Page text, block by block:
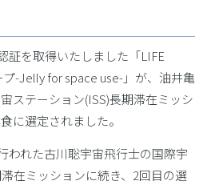
証を取得いたしました「LIFE
-Jelly for space use-」が、油井亀
ステーション(ISS)長期滞在ミッシ
に選定されました。
われた古川聡宇宙飛行士の国際宇
在ミッションに続き、2回目の選